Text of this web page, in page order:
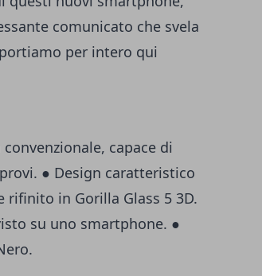
comunicato che svela
per intero qui
capace di
● Design caratteristico
in Gorilla Glass 5 3D.
su uno smartphone. ●